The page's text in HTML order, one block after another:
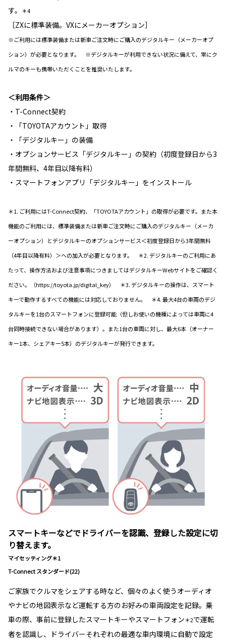
す。
＊4
［ZXに標準装備。VXにメーカーオプション］
※ご利用には標準装備または新車ご注文時にご購入のデジタルキー（メーカーオプ
ション）が必要となります。 ※デジタルキーが利用できない状況に備えて、常にク
ルマのキーも携帯いただくことを推奨いたします。
＜利用条件＞
・T-Connect契約
・「TOYOTAアカウント」取得
・「デジタルキー」の装備
・オプションサービス「デジタルキー」の契約（初度登録日から3
年間無料、4年目以降有料）
・スマートフォンアプリ「デジタルキー」をインストール
＊1. ご利用にはT-Connect契約、「TOYOTAアカウント」の取得が必要です。また本
機能のご利用には、標準装備または新車ご注文時にご購入のデジタルキー（メーカ
ーオプション）とデジタルキーのオプションサービス＜初度登録日から3年間無料
（4年目以降有料）＞への加入が必要となります。 ＊2. デジタルキーのご利用にあ
たって、操作方法および注意事項につきましてはデジタルキーWebサイトをご確認く
ださい。（https://toyota.jp/digital_key） ＊3. デジタルキーの操作は、スマート
キーで動作するすべての機能には対応しておりません。 ＊4. 最大4台の車両のデジ
タルキーを1台のスマートフォンに登録可能（但しお使いの機種によっては車両に4
台同時接続できない場合があります）。また1台の車両に対し、最大6本（オーナー
キー1本、シェアキー5本）のデジタルキーが発行できます。
スマートキーなどでドライバーを認識、登録した設定に切
り替えます。
マイセッティング＊1
T-Connect スタンダード(22)
ご家族でクルマをシェアする時など、個々のよく使うオーディオ
やナビの地図表示など運転する方のお好みの車両設定を記録。乗
車の際、事前に登録したスマートキーやスマートフォン＊2で運転
者を認識し、ドライバーそれぞれの最適な車内環境に自動で設定